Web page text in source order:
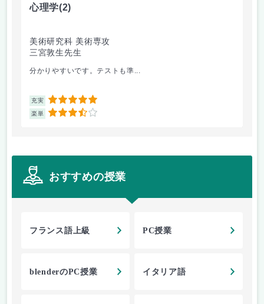
心理学(2)
美術研究科 美術専攻
三宮敦生先生
分かりやすいです。テストも準...
充実 5
楽単 3.5
おすすめの授業
フランス語上級 PC授業
blenderのPC授業 イタリア語